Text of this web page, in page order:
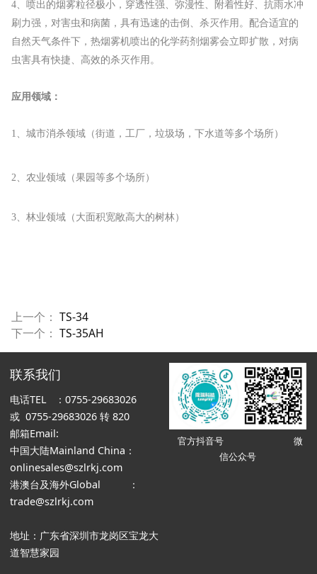
4、喷出的烟雾粒径极小，穿透性强、弥漫性、附着性好、抗雨水冲
刷力强，对害虫和病菌，具有迅速的击倒、杀灭作用。配合适宜的
自然天气条件下，热烟雾机喷出的化学药剂烟雾会立即扩散，对病
虫害具有快捷、高效的杀灭作用。
应用领域：
1、城市消杀领域（街道，工厂，垃圾场，下水道等多个场所）
2、农业领域（果园等多个场所）
3、 林业领域（大面积宽敞高大的树林）
上一个： TS-34
下一个： TS-35AH
联系我们
电话TEL ：0755-29683026
或 0755-29683026 转 820
邮箱Email:
中国大陆Mainland China：
onlinesales@szlrkj.com
港澳台及海外Global ：
trade@szlrkj.com
地址：广东省深圳市龙岗区宝龙大
道智慧家园
官方抖音号 微
信公众号